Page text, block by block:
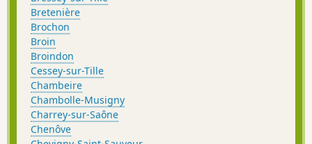
Bretenière
Brochon
Broin
Broindon
Cessey-sur-Tille
Chambeire
Chambolle-Musigny
Charrey-sur-Saône
Chenôve